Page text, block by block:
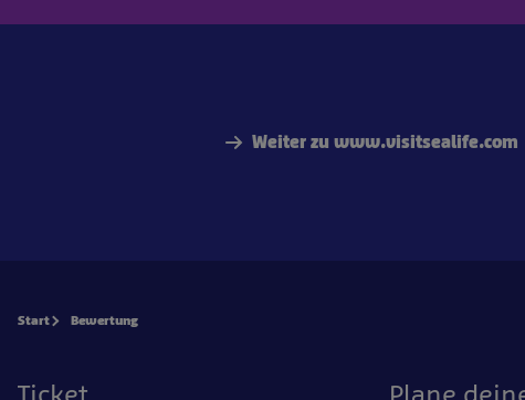
Weiter zu www.visitsealife.com
Start Bewertung